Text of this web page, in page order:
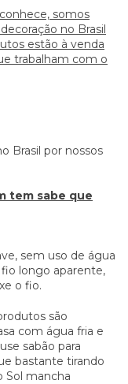
somos
no Brasil
estão à venda
trabalham com o
Brasil por nossos
tem sabe que
sem uso de água
fio longo aparente,
o fio.
são
com água fria e
sabão para
bastante tirando
Sol mancha